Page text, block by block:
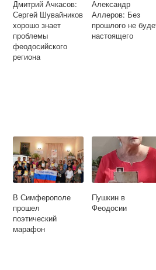
Дмитрий Ачкасов:
Сергей Шувайников
хорошо знает
проблемы
феодосийского
региона
Александр
Аллеров: Без
прошлого не
настоящего
В Симферополе
прошел
поэтический
марафон
Пушкин в
Феодосии